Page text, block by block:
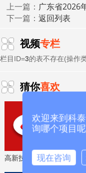
科泰集团(https://
中心认定、省市企业
定、省市重点实验室
请、研发费用加计扣除
业评价入库、创新创
时获取最新科技项目
上一篇： 广东省2026
下一篇：返回列表
视频专栏
栏目ID=3的表不存在(操作
猜你喜欢
欢迎来到科
询哪个项目呢
现在咨询